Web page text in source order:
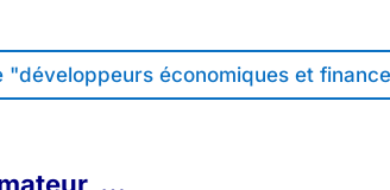
économiques et